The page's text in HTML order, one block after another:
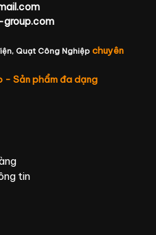
Quạt Công Nghiệp chuyên
- Sản phẩm đa dạng
tin